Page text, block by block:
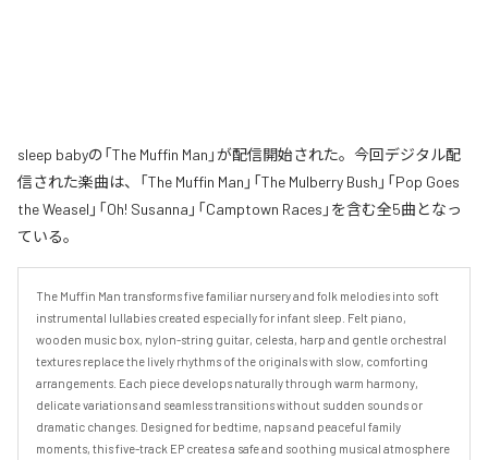
sleep babyの「The Muffin Man」が配信開始された。今回デジタル配
信された楽曲は、「The Muffin Man」「The Mulberry Bush」「Pop Goes
the Weasel」「Oh! Susanna」「Camptown Races」を含む全5曲となっ
ている。
The Muffin Man transforms five familiar nursery and folk melodies into soft
instrumental lullabies created especially for infant sleep. Felt piano,
wooden music box, nylon-string guitar, celesta, harp and gentle orchestral
textures replace the lively rhythms of the originals with slow, comforting
arrangements. Each piece develops naturally through warm harmony,
delicate variations and seamless transitions without sudden sounds or
dramatic changes. Designed for bedtime, naps and peaceful family
moments, this five-track EP creates a safe and soothing musical atmosphere